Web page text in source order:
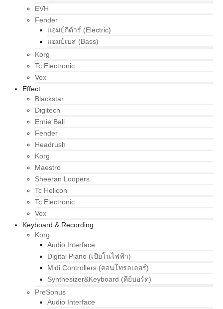
EVH
Fender
แอมป์กีต้าร์ (Electric)
แอมป์เบส (Bass)
Korg
Tc Electronic
Vox
Effect
Blackstar
Digitech
Ernie Ball
Fender
Headrush
Korg
Maestro
Sheeran Loopers
Tc Helicon
Tc Electronic
Vox
Keyboard & Recording
Korg
Audio Interface
Digital Piano (เปียโนไฟฟ้า)
Midi Controllers (คอนโทรลเลอร์)
Synthesizer&Keyboard (คีย์บอร์ด)
PreSonus
Audio Interface